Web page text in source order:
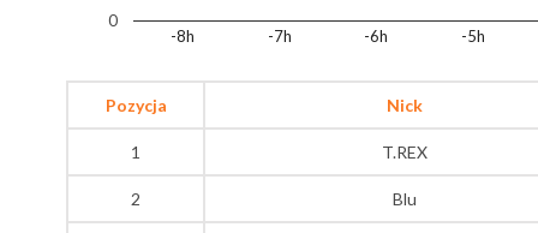
-8h -7h -6h -5h
0
Pozycja Nick
1 T.REX
2 Blu